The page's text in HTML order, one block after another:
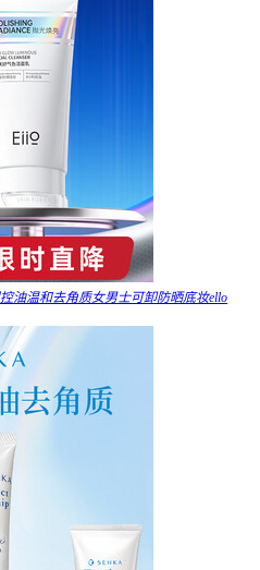
油温和去角质女男士可卸防晒底妆ello